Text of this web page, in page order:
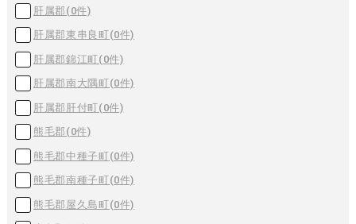
肝属郡(0件)
肝属郡東串良町(0件)
肝属郡錦江町(0件)
肝属郡南大隅町(0件)
肝属郡肝付町(0件)
熊毛郡(0件)
熊毛郡中種子町(0件)
熊毛郡南種子町(0件)
熊毛郡屋久島町(0件)